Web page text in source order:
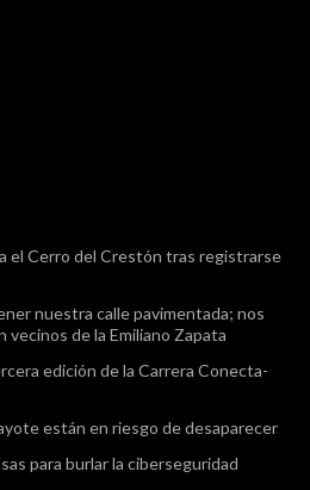
el Cerro del Crestón tras registrarse
nuestra calle pavimentada; nos
vecinos de la Emiliano Zapata
edición de la Carrera Conecta-
están en riesgo de desaparecer
para burlar la ciberseguridad